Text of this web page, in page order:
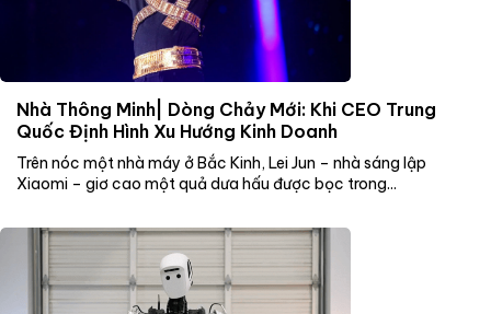
Nhà Thông Minh| Dòng Chảy Mới: Khi CEO Trung
Quốc Định Hình Xu Hướng Kinh Doanh
Trên nóc một nhà máy ở Bắc Kinh, Lei Jun – nhà sáng lập
Xiaomi – giơ cao một quả dưa hấu được bọc trong...